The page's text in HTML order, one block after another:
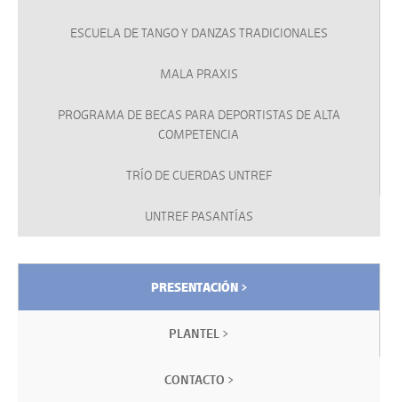
ESCUELA DE TANGO Y DANZAS TRADICIONALES
MALA PRAXIS
PROGRAMA DE BECAS PARA DEPORTISTAS DE ALTA
COMPETENCIA
TRÍO DE CUERDAS UNTREF
UNTREF PASANTÍAS
PRESENTACIÓN >
PLANTEL >
CONTACTO >